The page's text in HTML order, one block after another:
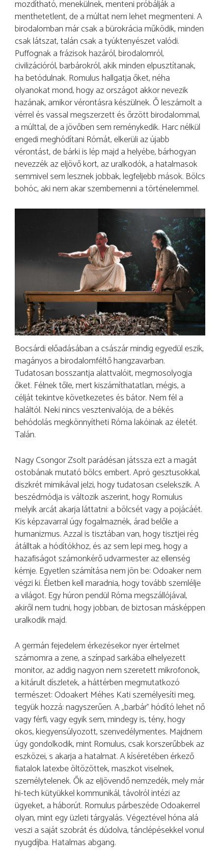
mozdítható, menekülnek, menteni próbálják a
menthetetlent, de a múltat nem lehet megmenteni. A
birodalomban már csak a bürokrácia működik, minden
csak látszat, talán csak a tyúktenyészet valódi.
Puffognak a frázisok hazáról, birodalomról,
civilizációról, barbárokról, akik minden elpusztítanak,
ha betódulnak. Romulus hallgatja őket, néha
olyanokat mond, hogy az országot akkor nevezik
hazának, amikor vérontásra készülnek. Ő leszámolt a
vérrel és vassal megszerzett és őrzött birodalommal,
a múlttal, de a jövőben sem reménykedik. Harc nélkül
engedi meghódítani Rómát, elkerüli az újabb
vérontást, de bárki is lép majd a helyébe, bárhogyan
nevezzék az eljövő kort, az uralkodók, a hatalmasok
semmivel sem lesznek jobbak, legfeljebb mások. Bölcs
bohóc, aki nem akar szembemenni a történelemmel.
Bocsárdi előadásában a császár mindig egyedül eszik,
magányos a birodalomféltő hangzavarban.
Tudatosan bosszantja alattvalóit, megmosolyogja
őket. Félnek tőle, mert kiszámíthatatlan, mégis, a
célját tekintve következetes és bátor. Nem fél a
haláltól. Neki nincs vesztenivalója, de a békés
behódolás megkönnyítheti Róma lakóinak az életét.
Talán.
Nagy Csongor Zsolt parádésan játssza ezt a magát
ostobának mutató bölcs embert. Apró gesztusokkal,
diszkrét mimikával jelzi, hogy tudatosan cselekszik. A
beszédmódja is változik aszerint, hogy Romulus
melyik arcát akarja láttatni: a bölcsét vagy a pojácáét.
Kis képzavarral úgy fogalmaznék, árad belőle a
humanizmus. Azzal is tisztában van, hogy tisztjei rég
átálltak a hódítókhoz, és az sem lepi meg, hogy a
hazafiságot számonkérő udvarmester az ellenség
kémje. Egyetlen számítása nem jön be: Odoaker nem
végzi ki. Életben kell maradnia, hogy tovább szemlélje
a világot. Egy húron pendül Róma megszállójával,
akiről nem tudni, hogy jobban, de biztosan másképpen
uralkodik majd.
A germán fejedelem érkezésekor nyer értelmet
számomra a zene, a színpad sarkába elhelyezett
monitor, az addig nagyon nem szeretett mikrofonok,
a kitárult díszletek, a háttérben megmutatkozó
természet: Odoakert Méhes Kati személyesíti meg,
tegyük hozzá: nagyszerűen. A „barbár” hódító lehet nő
vagy férfi, vagy egyik sem, mindegy is, tény, hogy
okos, kiegyensúlyozott, szenvedélymentes. Majdnem
úgy gondolkodik, mint Romulus, csak korszerűbbek az
eszközei, s akarja a hatalmat. A kíséretében érkező
fiatalok latexbe öltözöttek, maszkot viselnek,
személytelenek. Ők az eljövendő nemzedék, mely már
hi-tech kütyükkel kommunikál, távolról intézi az
ügyeket, a háborút. Romulus párbeszéde Odoakerrel
olyan, mint egy üzleti tárgyalás. Végeztével hóna alá
veszi a saját szobrát és dúdolva, tánclépésekkel vonul
nyugdíjba. Hatalmas abgang.